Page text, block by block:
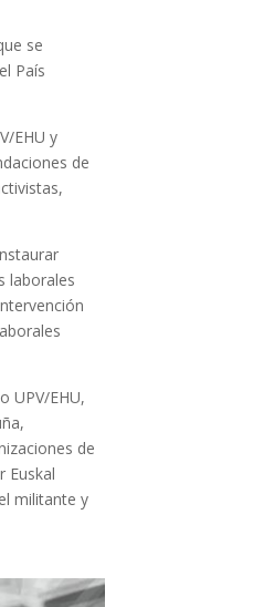
se
País
EHU y
de
laborales
UPV/EHU,
de
Euskal
militante y